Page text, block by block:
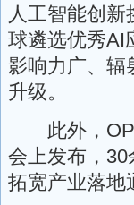
人工智能创新
球遴选优秀AI
影响力广、辐
升级。
此外，OPC
会上发布，
拓宽产业落地